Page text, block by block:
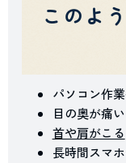
このよ
パソコン作
目の奥が痛い
首や肩がこる
長時間スマ